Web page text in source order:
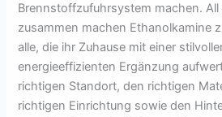
Brennstoffzufuhrsystem machen.
zusammen machen Ethanolkamine
alle, die ihr Zuhause mit einer
energieeffizienten Ergänzung
richtigen Standort, den richtigen
richtigen Einrichtung sowie den